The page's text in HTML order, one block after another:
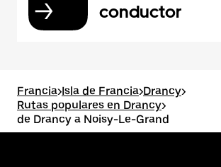
conductor
Francia>Isla de Francia>Drancy>
Rutas populares en Drancy>
de Drancy a Noisy-Le-Grand